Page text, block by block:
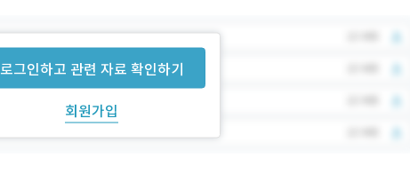
로그인하고 관련 자료 확인하기
회원가입